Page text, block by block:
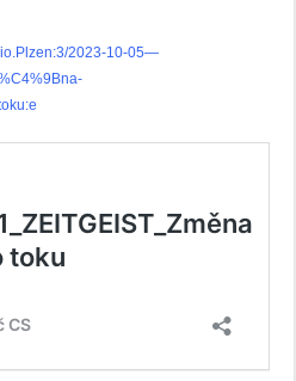
2023-10-05—